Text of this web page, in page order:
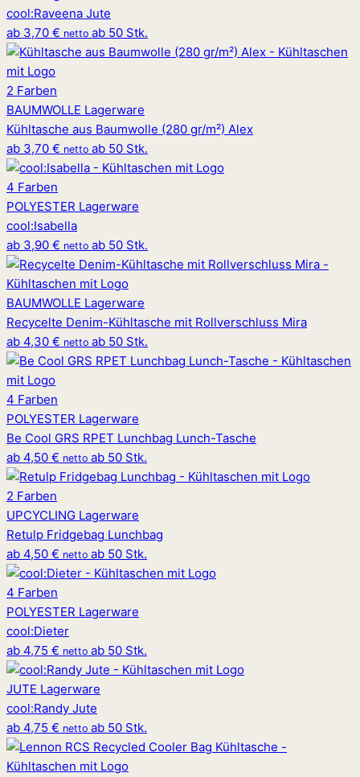
cool:Raveena Jute
ab 3,70 € netto ab 50 Stk.
2 Farben
BAUMWOLLE Lagerware
Kühltasche aus Baumwolle (280 gr/m²) Alex
ab 3,70 € netto ab 50 Stk.
4 Farben
POLYESTER Lagerware
cool:Isabella
ab 3,90 € netto ab 50 Stk.
BAUMWOLLE Lagerware
Recycelte Denim-Kühltasche mit Rollverschluss Mira
ab 4,30 € netto ab 50 Stk.
4 Farben
POLYESTER Lagerware
Be Cool GRS RPET Lunchbag Lunch-Tasche
ab 4,50 € netto ab 50 Stk.
2 Farben
UPCYCLING Lagerware
Retulp Fridgebag Lunchbag
ab 4,50 € netto ab 50 Stk.
4 Farben
POLYESTER Lagerware
cool:Dieter
ab 4,75 € netto ab 50 Stk.
JUTE Lagerware
cool:Randy Jute
ab 4,75 € netto ab 50 Stk.